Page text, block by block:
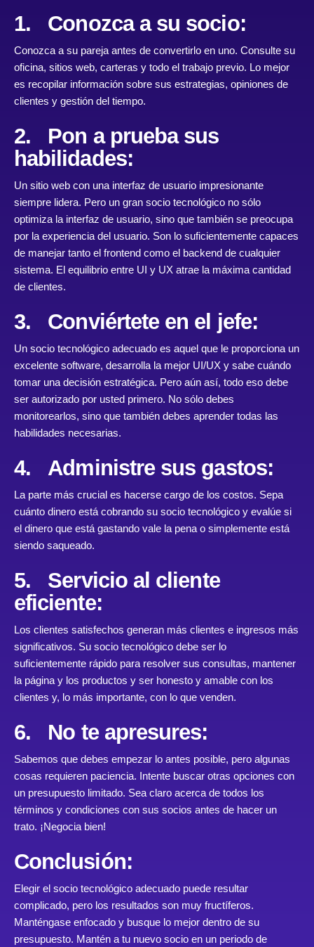
1. Conozca a su socio:
Conozca a su pareja antes de convertirlo en uno. Consulte su
oficina, sitios web, carteras y todo el trabajo previo. Lo mejor
es recopilar información sobre sus estrategias, opiniones de
clientes y gestión del tiempo.
2. Pon a prueba sus
habilidades:
Un sitio web con una interfaz de usuario impresionante
siempre lidera. Pero un gran socio tecnológico no sólo
optimiza la interfaz de usuario, sino que también se preocupa
por la experiencia del usuario. Son lo suficientemente capaces
de manejar tanto el frontend como el backend de cualquier
sistema. El equilibrio entre UI y UX atrae la máxima cantidad
de clientes.
3. Conviértete en el jefe:
Un socio tecnológico adecuado es aquel que le proporciona un
excelente software, desarrolla la mejor UI/UX y sabe cuándo
tomar una decisión estratégica. Pero aún así, todo eso debe
ser autorizado por usted primero. No sólo debes
monitorearlos, sino que también debes aprender todas las
habilidades necesarias.
4. Administre sus gastos:
La parte más crucial es hacerse cargo de los costos. Sepa
cuánto dinero está cobrando su socio tecnológico y evalúe si
el dinero que está gastando vale la pena o simplemente está
siendo saqueado.
5. Servicio al cliente
eficiente:
Los clientes satisfechos generan más clientes e ingresos más
significativos. Su socio tecnológico debe ser lo
suficientemente rápido para resolver sus consultas, mantener
la página y los productos y ser honesto y amable con los
clientes y, lo más importante, con lo que venden.
6. No te apresures:
Sabemos que debes empezar lo antes posible, pero algunas
cosas requieren paciencia. Intente buscar otras opciones con
un presupuesto limitado. Sea claro acerca de todos los
términos y condiciones con sus socios antes de hacer un
trato. ¡Negocia bien!
Conclusión:
Elegir el socio tecnológico adecuado puede resultar
complicado, pero los resultados son muy fructíferos.
Manténgase enfocado y busque lo mejor dentro de su
presupuesto. Mantén a tu nuevo socio en un periodo de